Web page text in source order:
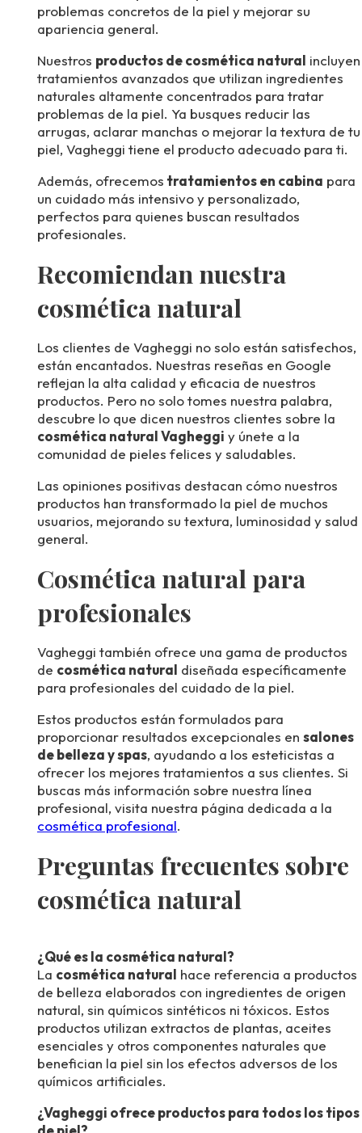
problemas concretos de la piel y mejorar su
apariencia general.
Nuestros productos de cosmética natural incluyen
tratamientos avanzados que utilizan ingredientes
naturales altamente concentrados para tratar
problemas de la piel. Ya busques reducir las
arrugas, aclarar manchas o mejorar la textura de tu
piel, Vagheggi tiene el producto adecuado para ti.
Además, ofrecemos tratamientos en cabina para
un cuidado más intensivo y personalizado,
perfectos para quienes buscan resultados
profesionales.
Recomiendan nuestra
cosmética natural
Los clientes de Vagheggi no solo están satisfechos,
están encantados. Nuestras reseñas en Google
reflejan la alta calidad y eficacia de nuestros
productos. Pero no solo tomes nuestra palabra,
descubre lo que dicen nuestros clientes sobre la
cosmética natural Vagheggi y únete a la
comunidad de pieles felices y saludables.
Las opiniones positivas destacan cómo nuestros
productos han transformado la piel de muchos
usuarios, mejorando su textura, luminosidad y salud
general.
Cosmética natural para
profesionales
Vagheggi también ofrece una gama de productos
de cosmética natural diseñada específicamente
para profesionales del cuidado de la piel.
Estos productos están formulados para
proporcionar resultados excepcionales en salones
de belleza y spas, ayudando a los esteticistas a
ofrecer los mejores tratamientos a sus clientes. Si
buscas más información sobre nuestra línea
profesional, visita nuestra página dedicada a la
cosmética profesional.
Preguntas frecuentes sobre
cosmética natural
¿Qué es la cosmética natural?
La cosmética natural hace referencia a productos
de belleza elaborados con ingredientes de origen
natural, sin químicos sintéticos ni tóxicos. Estos
productos utilizan extractos de plantas, aceites
esenciales y otros componentes naturales que
benefician la piel sin los efectos adversos de los
químicos artificiales.
¿Vagheggi ofrece productos para todos los tipos